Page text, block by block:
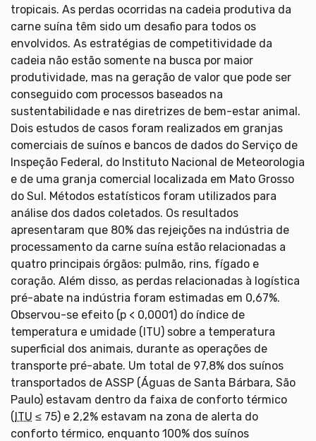
tropicais. As perdas ocorridas na cadeia produtiva da
carne suína têm sido um desafio para todos os
envolvidos. As estratégias de competitividade da
cadeia não estão somente na busca por maior
produtividade, mas na geração de valor que pode ser
conseguido com processos baseados na
sustentabilidade e nas diretrizes de bem-estar animal.
Dois estudos de casos foram realizados em granjas
comerciais de suínos e bancos de dados do Serviço de
Inspeção Federal, do Instituto Nacional de Meteorologia
e de uma granja comercial localizada em Mato Grosso
do Sul. Métodos estatísticos foram utilizados para
análise dos dados coletados. Os resultados
apresentaram que 80% das rejeições na indústria de
processamento da carne suína estão relacionadas a
quatro principais órgãos: pulmão, rins, fígado e
coração. Além disso, as perdas relacionadas à logística
pré-abate na indústria foram estimadas em 0,67%.
Observou-se efeito (p < 0,0001) do índice de
temperatura e umidade (ITU) sobre a temperatura
superficial dos animais, durante as operações de
transporte pré-abate. Um total de 97,8% dos suínos
transportados de ASSP (Águas de Santa Bárbara, São
Paulo) estavam dentro da faixa de conforto térmico
(ITU ≤ 75) e 2,2% estavam na zona de alerta do
conforto térmico, enquanto 100% dos suínos